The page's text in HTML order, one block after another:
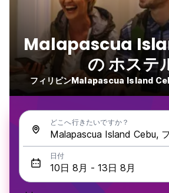
Malapascua
の ホステ
フィリピンMalapascua Island
どこへ行きたいですか？
日付